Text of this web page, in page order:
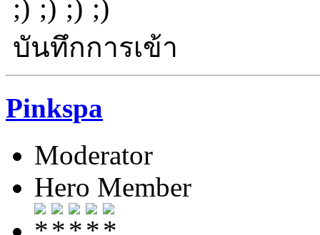
บันทึกการเข้า
Pinkspa
Moderator
Hero Member